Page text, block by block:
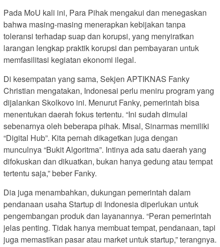
Pada MoU kali ini, Para Pihak mengakui dan menegaskan
bahwa masing-masing menerapkan kebijakan tanpa
toleransi terhadap suap dan korupsi, yang menyiratkan
larangan lengkap praktik korupsi dan pembayaran untuk
memfasilitasi kegiatan ekonomi ilegal.
Di kesempatan yang sama, Sekjen APTIKNAS Fanky
Christian mengatakan, Indonesai perlu meniru program yang
dijalankan Skolkovo ini. Menurut Fanky, pemerintah bisa
menentukan daerah fokus tertentu. “Ini sudah dimulai
sebenarnya oleh beberapa pihak. Misal, Sinarmas memiliki
“Digital Hub”. Kita pernah dikagetkan juga dengan
munculnya “Bukit Algoritma”. Intinya ada satu daerah yang
difokuskan dan dikuatkan, bukan hanya gedung atau tempat
tertentu saja,” beber Fanky.
Dia juga menambahkan, dukungan pemerintah dalam
pendanaan usaha Startup di Indonesia diperlukan untuk
pengembangan produk dan layanannya. “Peran pemerintah
jelas penting. Tidak hanya membuat tempat, pendanaan, tapi
juga memastikan pasar atau market untuk startup,” terangnya.